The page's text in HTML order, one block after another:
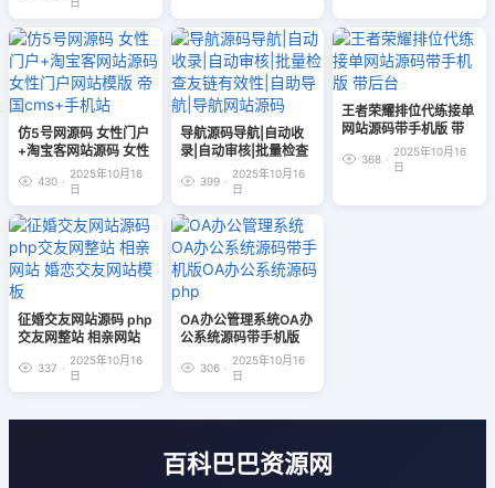
码
仿5号网源码 女性门户
+淘宝客网站源码 女性
门户网站模版 帝国
cms+手机站
430 ·
2025年10月16
日
导航源码导航|自动收
录|自动审核|批量检查
友链有效性|自助导航|
导航网站源码
399 ·
2025年10月16
日
王者荣耀排位代练接单
网站源码带手机版 带
368 ·
2025年10月16
日
征婚交友网站源码 php
交友网整站 相亲网站
婚恋交友网站模板
337 ·
2025年10月16
日
OA办公管理系统OA办
公系统源码带手机版
OA办公系统源码php
306 ·
2025年10月16
日
百科巴巴资源网